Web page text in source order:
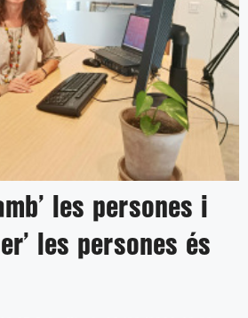
les persones i
les persones és